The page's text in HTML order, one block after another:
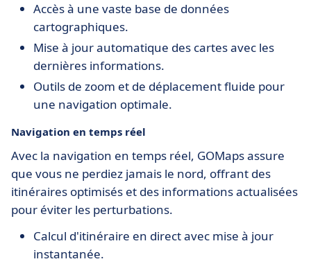
Accès à une vaste base de données
cartographiques.
Mise à jour automatique des cartes avec les
dernières informations.
Outils de zoom et de déplacement fluide pour
une navigation optimale.
Navigation en temps réel
Avec la navigation en temps réel, GOMaps assure
que vous ne perdiez jamais le nord, offrant des
itinéraires optimisés et des informations actualisées
pour éviter les perturbations.
Calcul d'itinéraire en direct avec mise à jour
instantanée.